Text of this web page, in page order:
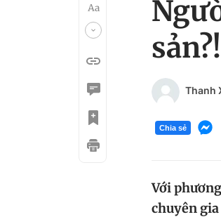
sản?!
Thanh
Chia sẻ
Với
chuyên